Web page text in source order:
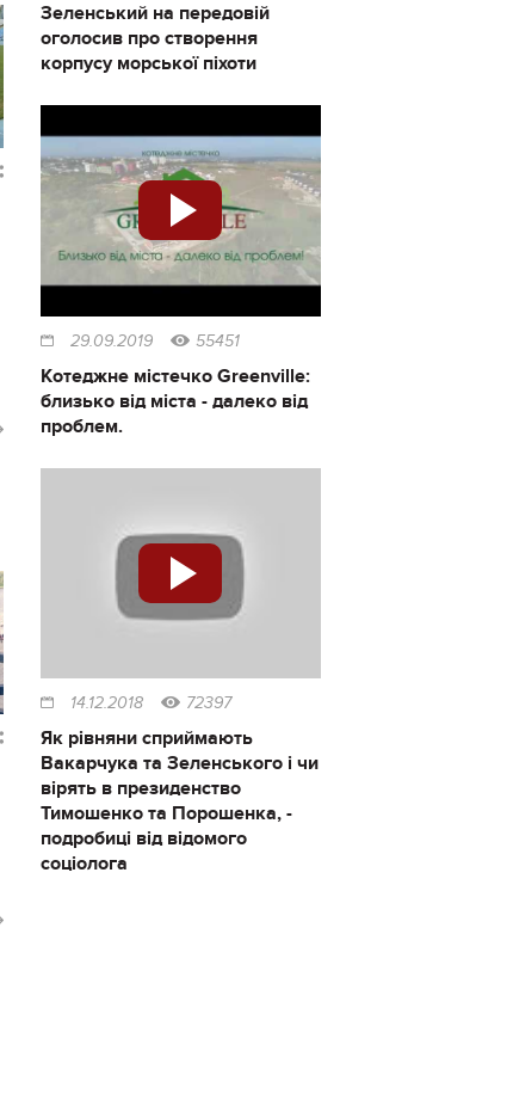
Зеленський на передовій
оголосив про створення
корпусу морської піхоти
29.09.2019 55451
Котеджне містечко Greenville:
близько від міста - далеко від
проблем.
14.12.2018 72397
Як рівняни сприймають
Вакарчука та Зеленського і чи
вірять в президенство
Тимошенко та Порошенка, -
подробиці від відомого
соціолога